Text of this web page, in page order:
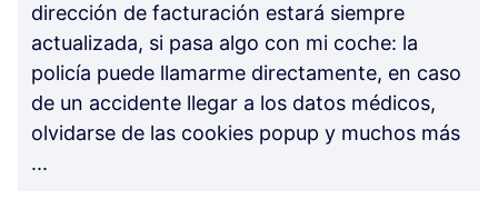
dirección de facturación estará siempre
actualizada, si pasa algo con mi coche: la
policía puede llamarme directamente, en caso
de un accidente llegar a los datos médicos,
olvidarse de las cookies popup y muchos más
...